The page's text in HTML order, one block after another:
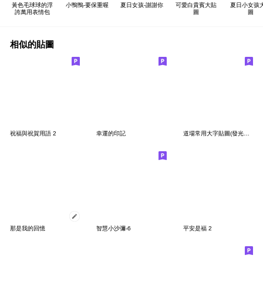
黃色毛球球的浮
誇萬用表情包
小鴨鴨-要保重喔 夏日女孩-謝謝你
可愛白貴賓大貼
圖
夏日小女孩
圖
相似的貼圖
祝福與祝賀用語 2 幸運的印記 道場常用大字貼圖(發光版) Part.1
那是我的回憶 智慧小沙彌-6 平安是福 2